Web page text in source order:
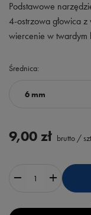
Podstawowe
4-ostrzowa głowica
wiercenie w twardym
Średnica
6 mm
9,00 zł brutto /